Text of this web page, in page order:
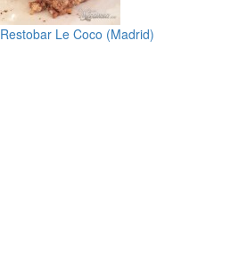
Restobar Le Coco (Madrid)